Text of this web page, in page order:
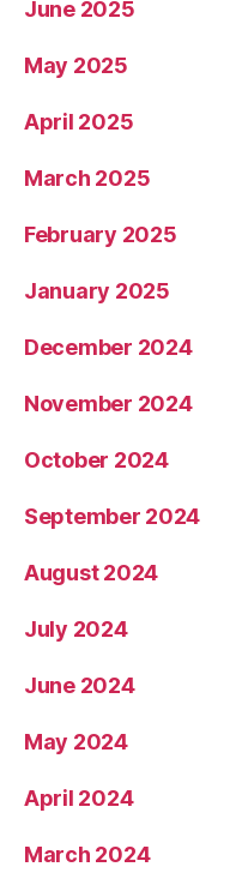
June 2025
May 2025
April 2025
March 2025
February 2025
January 2025
December 2024
November 2024
October 2024
September 2024
August 2024
July 2024
June 2024
May 2024
April 2024
March 2024